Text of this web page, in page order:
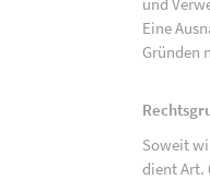
Eine
Gründen
Soweit
dient Art.